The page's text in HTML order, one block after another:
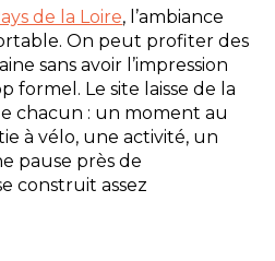
de la Loire, l’ambiance
On peut profiter des
sans avoir l’impression
formel. Le site laisse de la
chacun : un moment au
à vélo, une activité, un
pause près de
construit assez